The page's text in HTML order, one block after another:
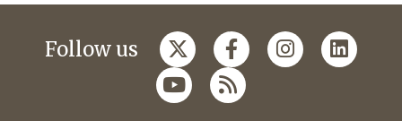
Follow us